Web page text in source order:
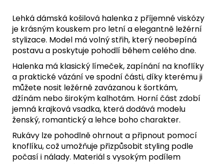
Lehká dámská košilová halenka z příjemné viskózy
je krásným kouskem pro letní a elegantně ležérní
stylizace. Model má volný střih, který neobepíná
postavu a poskytuje pohodlí během celého dne.
Halenka má klasický límeček, zapínání na knoflíky
a praktické vázání ve spodní části, díky kterému ji
můžete nosit ležérně zavázanou k šortkám,
džínám nebo širokým kalhotám. Horní část zdobí
jemná krajková vsadka, která dodává modelu
ženský, romantický a lehce boho charakter.
Rukávy lze pohodlně ohrnout a připnout pomocí
knoflíku, což umožňuje přizpůsobit styling podle
počasí i nálady. Materiál s vysokým podílem